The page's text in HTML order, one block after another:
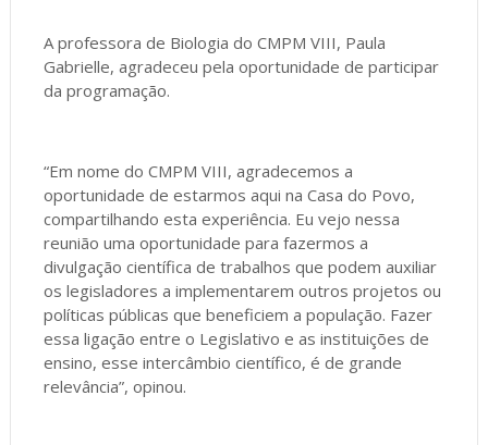
A professora de Biologia do CMPM VIII, Paula
Gabrielle, agradeceu pela oportunidade de participar
da programação.
“Em nome do CMPM VIII, agradecemos a
oportunidade de estarmos aqui na Casa do Povo,
compartilhando esta experiência. Eu vejo nessa
reunião uma oportunidade para fazermos a
divulgação científica de trabalhos que podem auxiliar
os legisladores a implementarem outros projetos ou
políticas públicas que beneficiem a população. Fazer
essa ligação entre o Legislativo e as instituições de
ensino, esse intercâmbio científico, é de grande
relevância”, opinou.